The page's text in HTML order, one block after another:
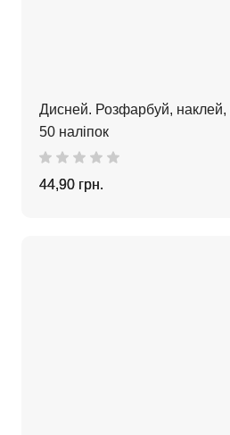
Дисней. Розфарбуй, наклей,
50 наліпок
44,90 грн.